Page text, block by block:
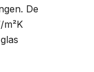
De